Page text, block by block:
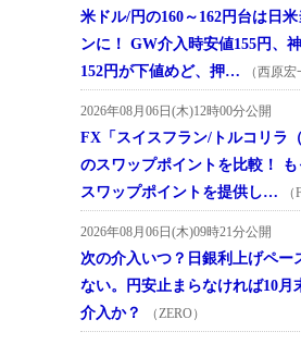
米ドル/円の160～162円台は日
ンに！ GW介入時安値155円、
152円が下値めど、押…
（西原宏
2026年08月06日(木)12時00分公開
FX「スイスフラン/トルコリラ
のスワップポイントを比較！
スワップポイントを提供し…
2026年08月06日(木)09時21分公開
次の介入いつ？日銀利上げペー
ない。円安止まらなければ10月
介入か？
（ZERO）